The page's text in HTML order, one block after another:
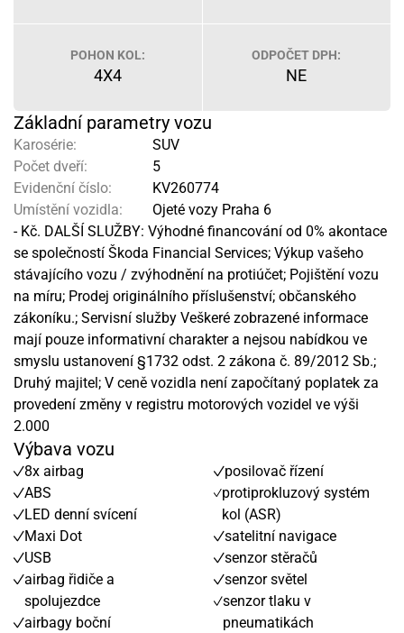
POHON KOL:
4X4
ODPOČET DPH:
NE
Základní parametry vozu
Karosérie:
SUV
Počet dveří:
5
Evidenční číslo:
KV260774
Umístění vozidla:
Ojeté vozy Praha 6
- Kč. DALŠÍ SLUŽBY: Výhodné financování od 0% akontace
se společností Škoda Financial Services; Výkup vašeho
stávajícího vozu / zvýhodnění na protiúčet; Pojištění vozu
na míru; Prodej originálního příslušenství; občanského
zákoníku.; Servisní služby Veškeré zobrazené informace
mají pouze informativní charakter a nejsou nabídkou ve
smyslu ustanovení §1732 odst. 2 zákona č. 89/2012 Sb.;
Druhý majitel; V ceně vozidla není započítaný poplatek za
provedení změny v registru motorových vozidel ve výši
2.000
Výbava vozu
8x airbag
ABS
LED denní svícení
Maxi Dot
USB
airbag řidiče a
spolujezdce
airbagy boční
posilovač řízení
protiprokluzový systém
kol (ASR)
satelitní navigace
senzor stěračů
senzor světel
senzor tlaku v
pneumatikách